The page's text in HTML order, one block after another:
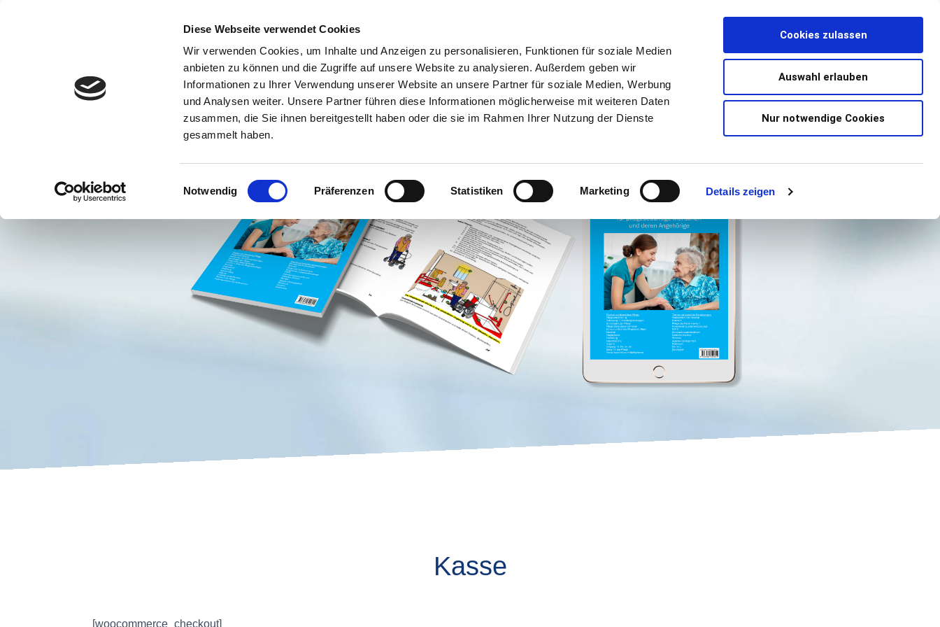
Diese Webseite verwendet Cookies
Wir verwenden Cookies, um Inhalte und Anzeigen zu personalisieren, Funktionen für soziale Medien
anbieten zu können und die Zugriffe auf unsere Website zu analysieren. Außerdem geben wir
Informationen zu Ihrer Verwendung unserer Website an unsere Partner für soziale Medien, Werbung
und Analysen weiter. Unsere Partner führen diese Informationen möglicherweise mit weiteren Daten
zusammen, die Sie ihnen bereitgestellt haben oder die sie im Rahmen Ihrer Nutzung der Dienste
gesammelt haben.
Einwilligungsauswahl
Notwendig Präferenzen Statistiken Marketing Details zeigen
Cookies zulassen
Auswahl erlauben
Nur notwendige Cookies
PFLEGELEITFADEN DOKUMENTATION KUNDENPORTAL
Kasse
[woocommerce_checkout]